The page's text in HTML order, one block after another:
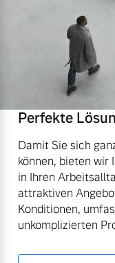
Perfekte
Damit Sie sich
können, bieten wir
in Ihren
attraktiven
Konditionen,
unkomplizierten